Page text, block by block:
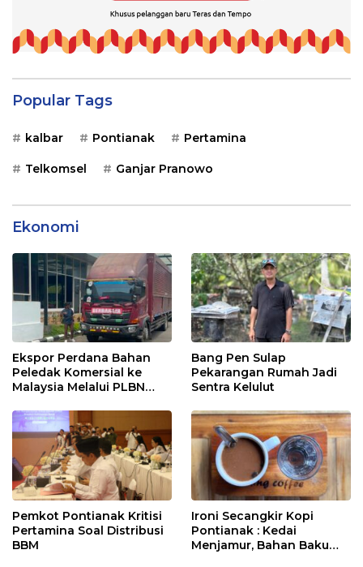
Popular Tags
kalbar Pontianak Pertamina
Telkomsel Ganjar Pranowo
Ekonomi
Ekspor Perdana Bahan
Peledak Komersial ke
Malaysia Melalui PLBN
Bang Pen Sulap
Pekarangan Rumah Jadi
Sentra Kelulut
Pemkot Pontianak Kritisi
Pertamina Soal Distribusi
BBM
Ironi Secangkir Kopi
Pontianak : Kedai
Menjamur, Bahan Baku